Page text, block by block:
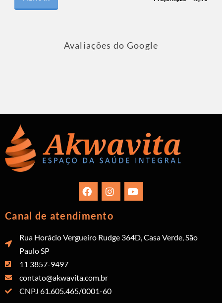
Avaliações do Google
Canal de atendimento
Rua Horácio Vergueiro Rudge 364D, Casa Verde, São
Paulo SP
11 3857-9497
contato@akwavita.com.br
CNPJ 61.605.465/0001-60